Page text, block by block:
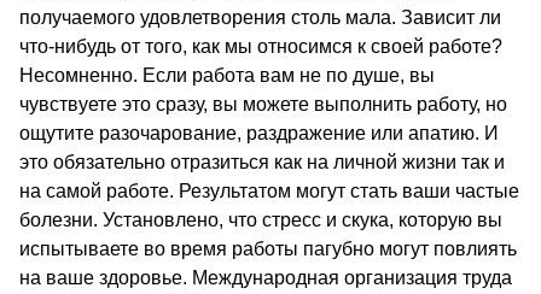
получаемого удовлетворения столь мала. Зависит ли
что-нибудь от того, как мы относимся к своей работе?
Несомненно. Если работа вам не по душе, вы
чувствуете это сразу, вы можете выполнить работу, но
ощутите разочарование, раздражение или апатию. И
это обязательно отразиться как на личной жизни так и
на самой работе. Результатом могут стать ваши частые
болезни. Установлено, что стресс и скука, которую вы
испытываете во время работы пагубно могут повлиять
на ваше здоровье. Международная организация труда